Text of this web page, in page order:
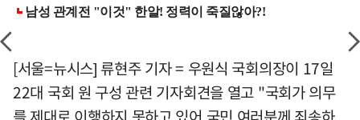
[서울=뉴시스] 류현주 기자 = 우원식 국회의장이 17일
22대 국회 원 구성 관련 기자회견을 열고 "국회가 의무